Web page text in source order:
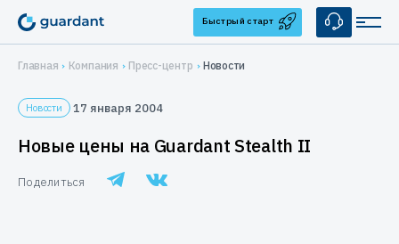
Решения
Десктопное и серверное ПО
1С-конфигурации
Применение
Медицинское оборудование
Продукты
Быстрый старт
Главная Компания Пресс-центр Новости
Новости 17 января 2004
Новые цены на Guardant Stealth II
Поделиться